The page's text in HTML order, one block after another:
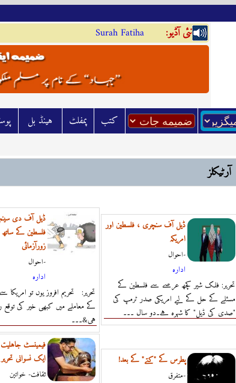
Surah Fatiha
:نئى آڈيو
ہينڈ بل پمفلٹ کتب
آرٹیکلز
ڈیل آف دی
فلسطین کے
زورآزمائی
احوال-
ادارہ
تحریر: تحریم افروز یوں تو امریکا
کے معاملے میں کبھی خیر کی توقع
ہی&۔۔۔
ڈیل آف سنچری ، فلسطین اور
امریکہ
احوال-
ادارہ
تحریر: فلک شیر کچھ عرصے سے فلسطین کے
مسئلے کے حل کے لیے امریکی صدر ٹرمپ کی
"صدی کی ڈیل" کا شہرہ ہے۔دو سال ۔۔۔
فیمینسٹ
ایک نسوانی تحریر
ثقافت- خواتين
پطرس کے "کتے" کے بعد!
متفرق-